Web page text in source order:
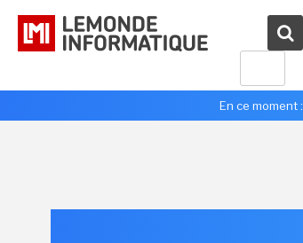
En ce moment :